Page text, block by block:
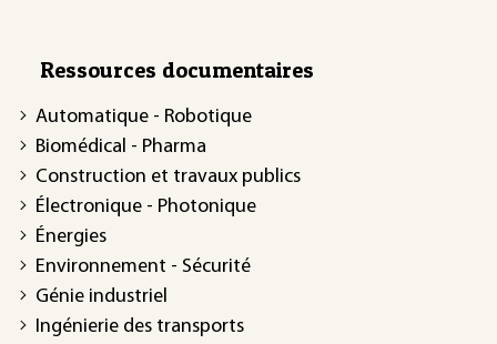
Ressources documentaires
Automatique - Robotique
Biomédical - Pharma
Construction et travaux publics
Électronique - Photonique
Énergies
Environnement - Sécurité
Génie industriel
Ingénierie des transports